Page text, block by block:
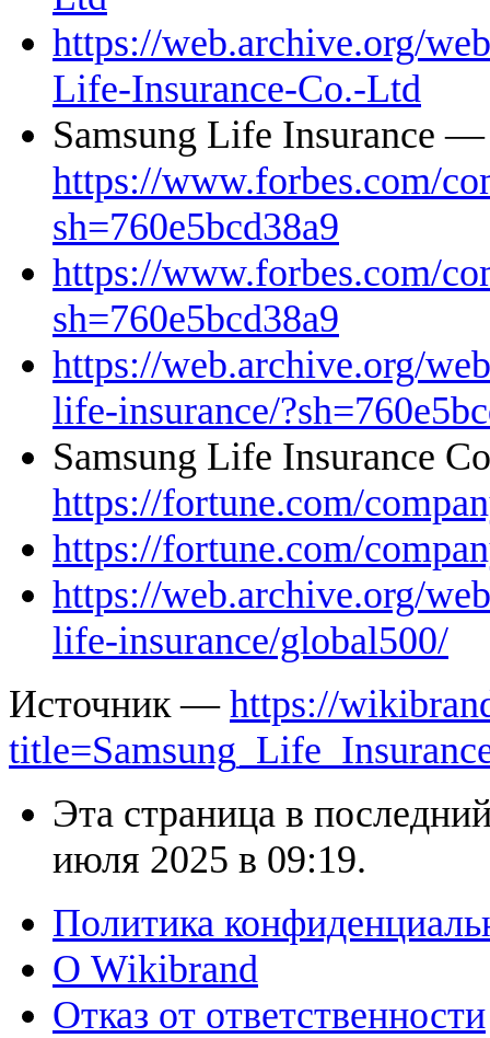
https://web.archive.org/
Life-Insurance-Co.-Ltd
Samsung Life Insurance —
https://www.forbes.com/
sh=760e5bcd38a9
https://www.forbes.com/
sh=760e5bcd38a9
https://web.archive.org/
life-insurance/
Samsung Life Insurance
https://fortune.com/
https://fortune.com/
https://web.archive.org/
life-insurance/global500/
Источник — https://
Эта страница в
июля 2025 в 09:19.
Политика
О Wikibrand
Отказ от ответственности